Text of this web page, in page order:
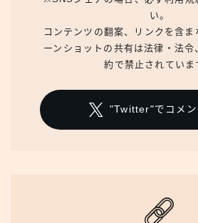
い。
コンテンツの翻案、リンクを含ま
ーンショットの共有は法律・法令
約で禁止されていま
"Twitter"でコメン